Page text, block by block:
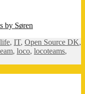
by Søren
, IT, Open Source DK,
, loco, locoteams,